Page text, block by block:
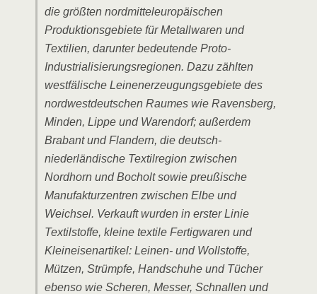
die größten nordmitteleuropäischen
Produktionsgebiete für Metallwaren und
Textilien, darunter bedeutende Proto-
Industrialisierungsregionen. Dazu zählten
westfälische Leinenerzeugungsgebiete des
nordwestdeutschen Raumes wie Ravensberg,
Minden, Lippe und Warendorf; außerdem
Brabant und Flandern, die deutsch-
niederländische Textilregion zwischen
Nordhorn und Bocholt sowie preußische
Manufakturzentren zwischen Elbe und
Weichsel. Verkauft wurden in erster Linie
Textilstoffe, kleine textile Fertigwaren und
Kleineisenartikel: Leinen- und Wollstoffe,
Mützen, Strümpfe, Handschuhe und Tücher
ebenso wie Scheren, Messer, Schnallen und